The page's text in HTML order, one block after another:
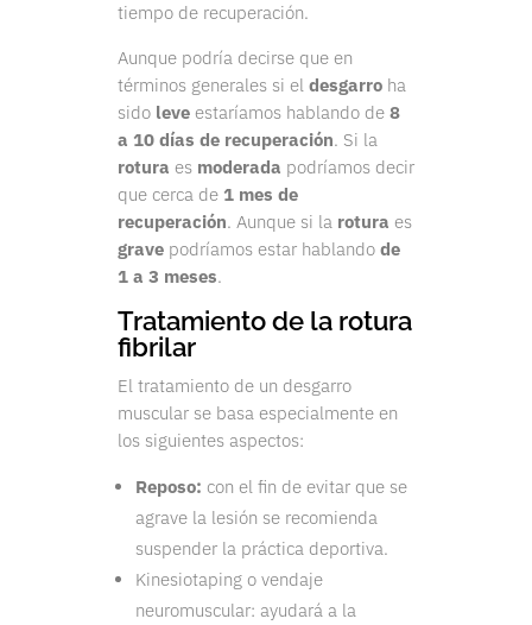
tiempo de recuperación.
Aunque podría decirse que en
términos generales si el desgarroha
sido leveestaríamos hablando de 8
a 10 días de recuperación. Si la
rotura es moderada podríamos decir
que cerca de1 mes de
recuperación. Aunque si la rotura es
gravepodríamos estar hablando de
1 a 3 meses.
Tratamiento de la rotura
fibrilar
El tratamiento de un desgarro
muscular se basa especialmente en
los siguientes aspectos:
Reposo: con el fin de evitar que se
agrave la lesión se recomienda
suspender la práctica deportiva.
Kinesiotaping o vendaje
neuromuscular: ayudará a la